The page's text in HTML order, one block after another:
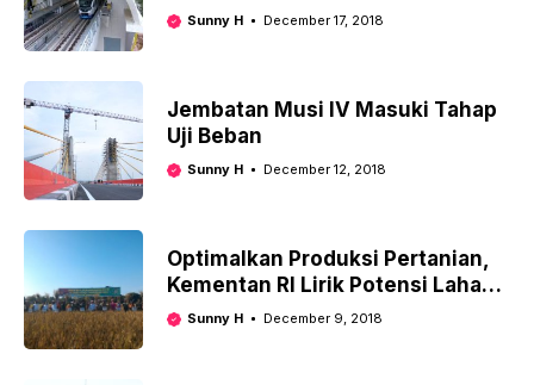
Pribadi ke LRT
Sunny H December 17, 2018
Jembatan Musi IV Masuki Tahap
Uji Beban
Sunny H December 12, 2018
Optimalkan Produksi Pertanian,
Kementan RI Lirik Potensi Lahan
Rawa Banyuasin
Sunny H December 9, 2018